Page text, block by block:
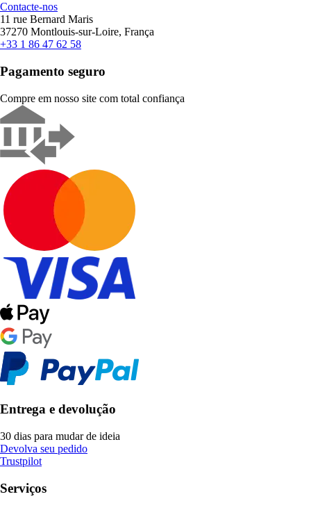
Contacte-nos
11 rue Bernard Maris
37270 Montlouis-sur-Loire, França
+33 1 86 47 62 58
Pagamento seguro
Compre em nosso site com total confiança
Entrega e devolução
30 dias para mudar de ideia
Devolva seu pedido
Trustpilot
Serviços